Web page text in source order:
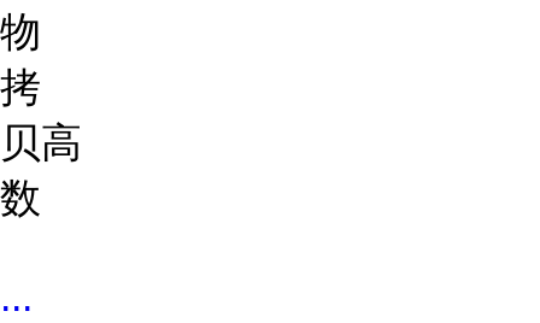
物
拷
贝
数
高
...